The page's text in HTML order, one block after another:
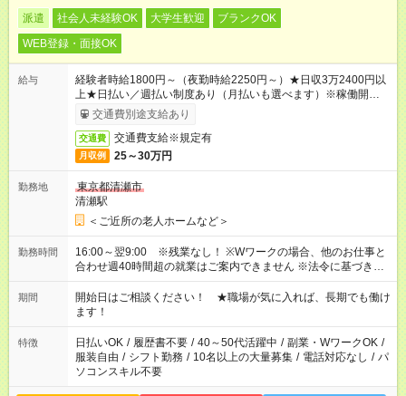
派遣 社会人未経験OK 大学生歓迎
ブランクOK
WEB登録・面接OK
給与
経験者時給1800円～（夜勤時給2250円～）★日収3万2400円以
上★日払い／週払い制度あり（月払いも選べます）※稼働開始時
は手続き完了次第のお支払いとなります。
交通費別途支給あり
交通費 交通費支給※規定有
月収例 25～30万円
勤務地
東京都清瀬市
清瀬駅
＜ご近所の老人ホームなど＞
勤務時間
16:00～翌9:00 ※残業なし！ ※Wワークの場合、他のお仕事と
合わせ週40時間超の就業はご案内できません ※法令に基づき、
週20時間以上勤務は社会保険への加入対象となります ※労働者
派遣法（日雇い派遣の原則禁止）により、短時間・短期間の就
業はご案内が難しい場合があります
期間
開始日はご相談ください！ ★職場が気に入れば、長期でも働け
ます！
特徴 日払いOK / 履歴書不要 / 40～50代活躍中 / 副業・WワークOK /
服装自由 / シフト勤務 / 10名以上の大量募集 / 電話対応なし / パ
ソコンスキル不要